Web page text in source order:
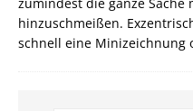
hinzuschmeißen.
schnell eine Minizeichnung